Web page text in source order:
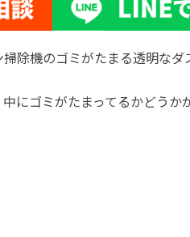
除機のゴミがたまる透明な
にゴミがたまってるかどうか